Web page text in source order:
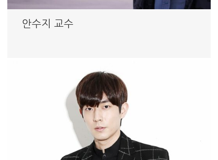
안수지 교수